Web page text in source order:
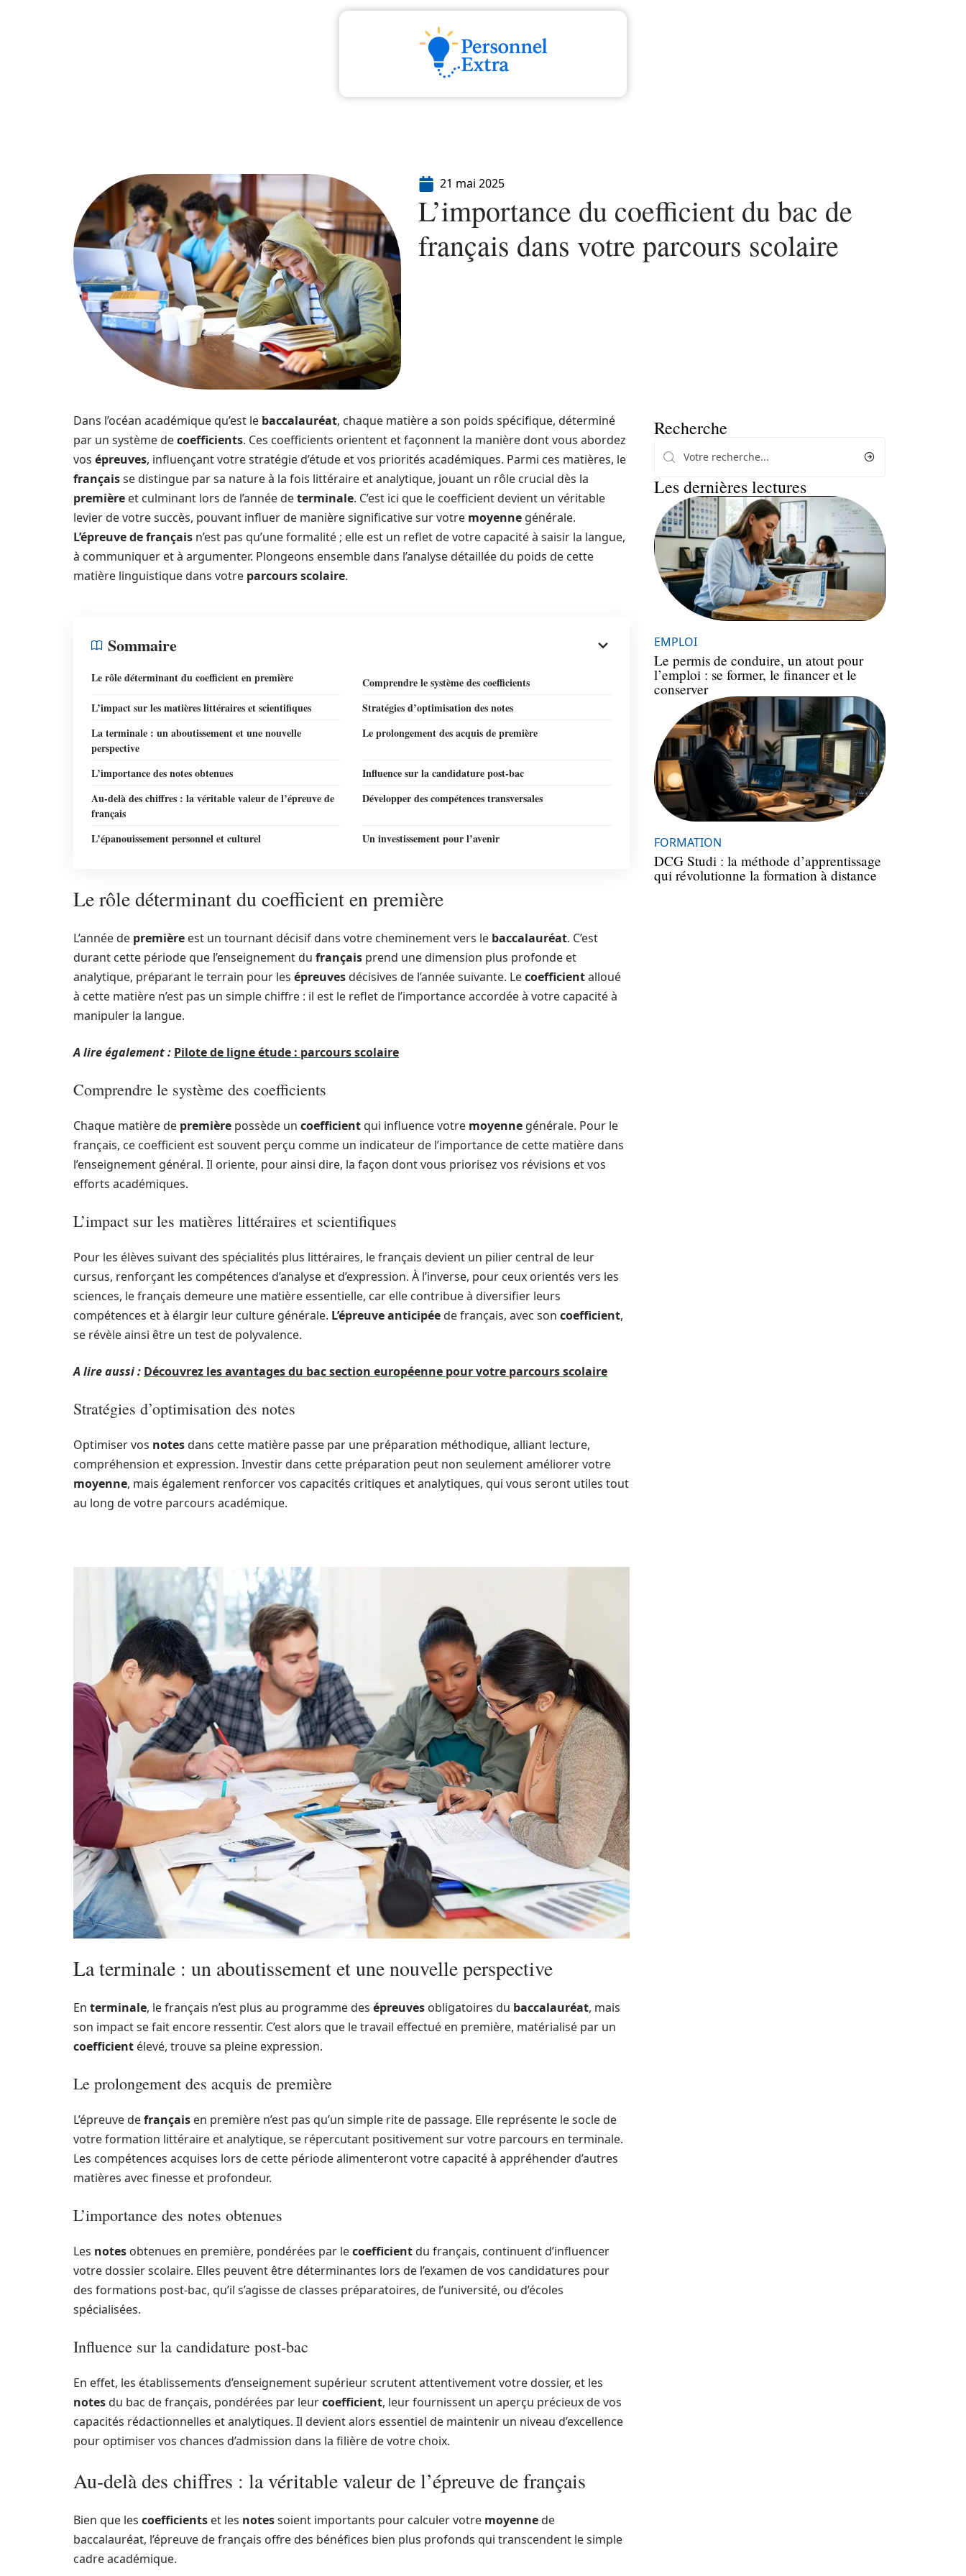
21 mai 2025
L’importance du coefficient du bac de
français dans votre parcours scolaire
Dans l’océan académique qu’est le baccalauréat, chaque matière a son poids spécifique, déterminé
par un système decoefficients. Ces coefficients orientent et façonnent la manière dont vous abordez
vos épreuves, influençant votre stratégie d’étude et vos priorités académiques. Parmi ces matières, le
françaisse distingue par sa nature à la fois littéraire et analytique, jouant un rôle crucial dès la
première et culminant lors de l’année determinale. C’est ici que le coefficient devient un véritable
levier de votre succès, pouvant influer de manière significative sur votre moyenne générale.
L’épreuve de français n’est pas qu’une formalité ; elle est un reflet de votre capacité à saisir la langue,
à communiquer et à argumenter. Plongeons ensemble dans l’analyse détaillée du poids de cette
matière linguistique dans votre parcours scolaire.
Sommaire
Le rôle déterminant du coefficient en première
Comprendre le système des coefficients
L’impact sur les matières littéraires et scientifiques
Stratégies d’optimisation des notes
La terminale : un aboutissement et une nouvelle
perspective
Le prolongement des acquis de première
L’importance des notes obtenues
Influence sur la candidature post-bac
Au-delà des chiffres : la véritable valeur de l’épreuve de
français
Développer des compétences transversales
L’épanouissement personnel et culturel Un investissement pour l’avenir
Le rôle déterminant du coefficient en première
L’année de première est un tournant décisif dans votre cheminement vers le baccalauréat. C’est
durant cette période que l’enseignement du français prend une dimension plus profonde et
analytique, préparant le terrain pour les épreuvesdécisives de l’année suivante. Lecoefficientalloué
à cette matière n’est pas un simple chiffre : il est le reflet de l’importance accordée à votre capacité à
manipuler la langue.
A lire également : Pilote de ligne étude : parcours scolaire
Comprendre le système des coefficients
Chaque matière de première possède un coefficientqui influence votre moyenne générale. Pour le
français, ce coefficient est souvent perçu comme un indicateur de l’importance de cette matière dans
l’enseignement général. Il oriente, pour ainsi dire, la façon dont vous priorisez vos révisions et vos
efforts académiques.
L’impact sur les matières littéraires et scientifiques
Pour les élèves suivant des spécialités plus littéraires, le français devient un pilier central de leur
cursus, renforçant les compétences d’analyse et d’expression. À l’inverse, pour ceux orientés vers les
sciences, le français demeure une matière essentielle, car elle contribue à diversifier leurs
compétences et à élargir leur culture générale. L’épreuve anticipéede français, avec son coefficient,
se révèle ainsi être un test de polyvalence.
A lire aussi : Découvrez les avantages du bac section européenne pour votre parcours scolaire
Stratégies d’optimisation des notes
Optimiser vos notesdans cette matière passe par une préparation méthodique, alliant lecture,
compréhension et expression. Investir dans cette préparation peut non seulement améliorer votre
moyenne, mais également renforcer vos capacités critiques et analytiques, qui vous seront utiles tout
au long de votre parcours académique.
La terminale : un aboutissement et une nouvelle perspective
En terminale, le français n’est plus au programme des épreuves obligatoires du baccalauréat, mais
son impact se fait encore ressentir. C’est alors que le travail effectué en première, matérialisé par un
coefficient élevé, trouve sa pleine expression.
Le prolongement des acquis de première
L’épreuve defrançais en première n’est pas qu’un simple rite de passage. Elle représente le socle de
votre formation littéraire et analytique, se répercutant positivement sur votre parcours en terminale.
Les compétences acquises lors de cette période alimenteront votre capacité à appréhender d’autres
matières avec finesse et profondeur.
L’importance des notes obtenues
Les notes obtenues en première, pondérées par lecoefficientdu français, continuent d’influencer
votre dossier scolaire. Elles peuvent être déterminantes lors de l’examen de vos candidatures pour
des formations post-bac, qu’il s’agisse de classes préparatoires, de l’université, ou d’écoles
spécialisées.
Influence sur la candidature post-bac
En effet, les établissements d’enseignement supérieur scrutent attentivement votre dossier, et les
notesdu bac de français, pondérées par leurcoefficient, leur fournissent un aperçu précieux de vos
capacités rédactionnelles et analytiques. Il devient alors essentiel de maintenir un niveau d’excellence
pour optimiser vos chances d’admission dans la filière de votre choix.
Au-delà des chiffres : la véritable valeur de l’épreuve de français
Bien que les coefficients et les notessoient importants pour calculer votre moyennede
baccalauréat, l’épreuve de français offre des bénéfices bien plus profonds qui transcendent le simple
cadre académique.
Recherche
Les dernières lectures
EMPLOI
Le permis de conduire, un atout pour
l’emploi : se former, le financer et le
conserver
FORMATION
DCG Studi : la méthode d’apprentissage
qui révolutionne la formation à distance